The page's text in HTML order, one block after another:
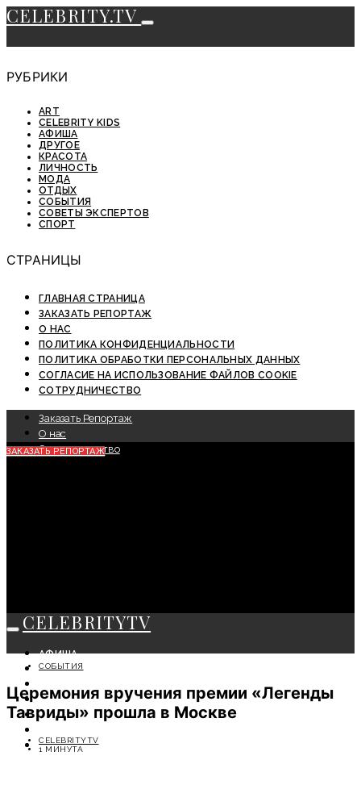
CELEBRITY.TV
РУБРИКИ
ART
CELEBRITY KIDS
АФИША
ДРУГОЕ
КРАСОТА
ЛИЧНОСТЬ
МОДА
ОТДЫХ
СОБЫТИЯ
СОВЕТЫ ЭКСПЕРТОВ
СПОРТ
СТРАНИЦЫ
ГЛАВНАЯ СТРАНИЦА
ЗАКАЗАТЬ РЕПОРТАЖ
О НАС
ПОЛИТИКА КОНФИДЕНЦИАЛЬНОСТИ
ПОЛИТИКА ОБРАБОТКИ ПЕРСОНАЛЬНЫХ ДАННЫХ
СОГЛАСИЕ НА ИСПОЛЬЗОВАНИЕ ФАЙЛОВ COOKIE
СОТРУДНИЧЕСТВО
Заказать Репортаж
О нас
Сотрудничество
ЗАКАЗАТЬ РЕПОРТАЖ
CELEBRITYTV
АФИША
СОБЫТИЯ
МОДА
ЛИЧНОСТЬ
СОВЕТЫ ЭКСПЕРТОВ
СОБЫТИЯ
Церемония вручения премии «Легенды
Тавриды» прошла в Москве
CELEBRITYTV
1 МИНУТА